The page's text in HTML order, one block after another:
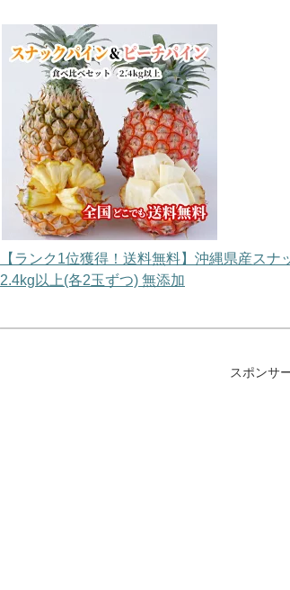
【ランク1位獲得！送料無料】沖縄県産ス
2.4kg以上(各2玉ずつ) 無添加
スポンサ